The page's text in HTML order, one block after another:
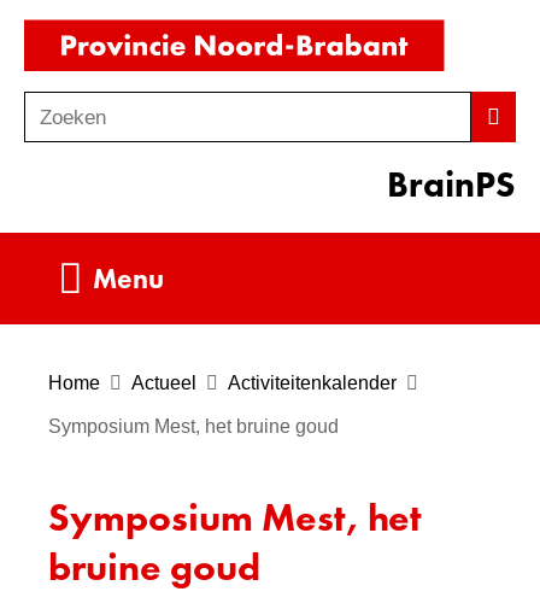
Ga
de
inhoud
o
Zoeken
BrainPS
Menu
Home Actueel Activiteitenkalender
Symposium Mest, het bruine goud
Symposium Mest, het
bruine goud